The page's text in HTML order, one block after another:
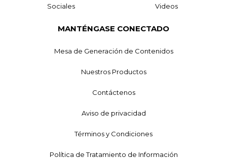
Sociales Videos
MANTÉNGASE CONECTADO
Mesa de Generación de Contenidos
Nuestros Productos
Contáctenos
Aviso de privacidad
Términos y Condiciones
Política de Tratamiento de Información